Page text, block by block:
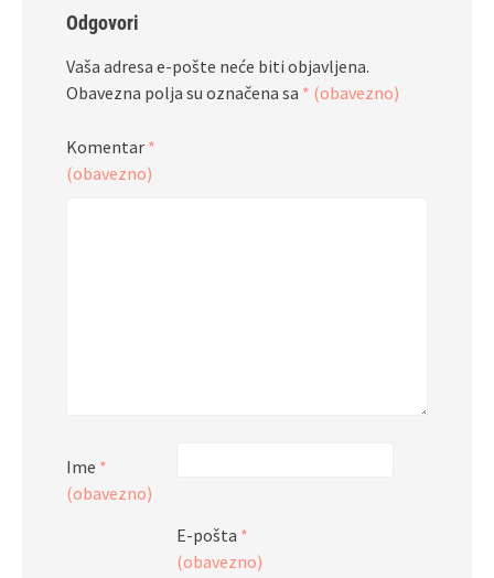
Odgovori
Vaša adresa e-pošte neće biti objavljena.
Obavezna polja su označena sa * (obavezno)
Komentar *
(obavezno)
Ime *
(obavezno)
E-pošta *
(obavezno)